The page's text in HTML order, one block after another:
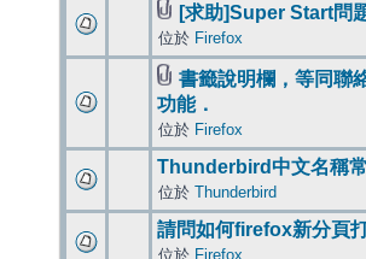
[求助]Super Start問
位於 Firefox
書籤說明欄，等同聯
功能．
位於 Firefox
Thunderbird中文名稱
位於 Thunderbird
請問如何firefox新分頁
位於 Firefox